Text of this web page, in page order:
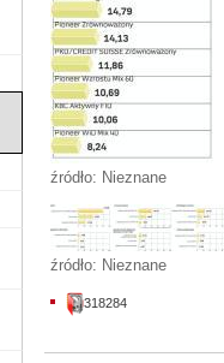
źródło: Nieznane
źródło: Nieznane
318284